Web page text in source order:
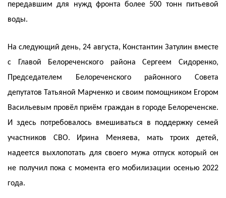
передавшим для нужд фронта более 500 тонн питьевой
воды.
На следующий день, 24 августа, Константин Затулин вместе
с Главой Белореченского района Сергеем Сидоренко,
Председателем Белореченского районного Совета
депутатов Татьяной Марченко и своим помощником Егором
Васильевым провёл приём граждан в городе Белореченске.
И здесь потребовалось вмешиваться в поддержку семей
участников СВО. Ирина Меняева, мать троих детей,
надеется выхлопотать для своего мужа отпуск который он
не получил пока с момента его мобилизации осенью 2022
года.